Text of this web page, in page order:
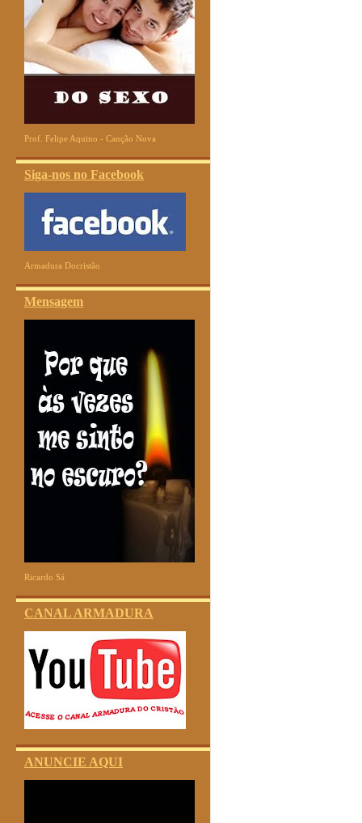
Prof. Felipe Aquino - Canção Nova
Siga-nos no Facebook
Armadura Docristão
Mensagem
Ricardo Sá
CANAL ARMADURA
ANUNCIE AQUI